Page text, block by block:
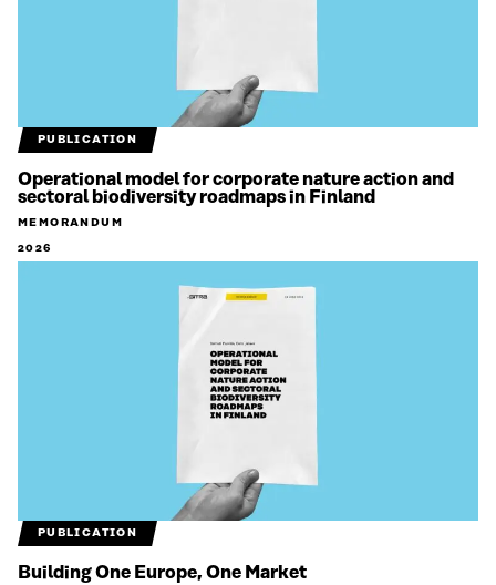
PUBLICATION
Operational model for corporate nature action and
sectoral biodiversity roadmaps in Finland
MEMORANDUM
2026
PUBLICATION
Building One Europe, One Market